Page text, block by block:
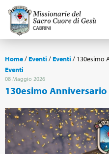
Home/ Eventi / Eventi / 130esimo
Eventi
08 Maggio 2026
130esimo